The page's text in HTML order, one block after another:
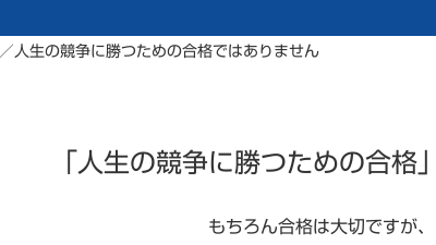
／ 人生の競争に勝つための合格ではありません
「人生の競争に勝つための合
もちろん合格は大切ですが